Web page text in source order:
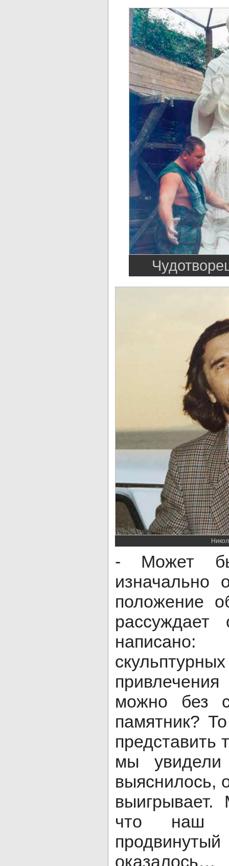
- Может
изначально
положение
написано:
можно без
памятник?
представить
мы увидели
выяснилось,
что наш
оказалось…